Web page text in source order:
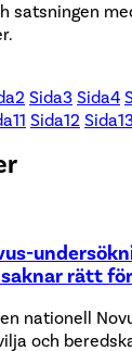
satsningen
2 Sida3 Sida4
11 Sida12 Sida
saknar rätt
nationell
och